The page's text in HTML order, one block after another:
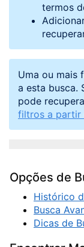
termos
Uma ou mais
a esta busca.
pode
filtros a partir
Opções de
Histórico
Busca
Dicas de